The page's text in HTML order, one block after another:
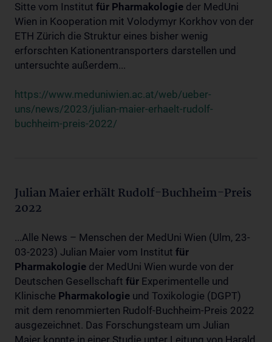
Sitte vom Institut für Pharmakologie der MedUni
Wien in Kooperation mit Volodymyr Korkhov von der
ETH Zürich die Struktur eines bisher wenig
erforschten Kationentransporters darstellen und
untersuchte außerdem...
https://www.meduniwien.ac.at/web/ueber-
uns/news/2023/julian-maier-erhaelt-rudolf-
buchheim-preis-2022/
Julian Maier erhält Rudolf-Buchheim-Preis
2022
...Alle News – Menschen der MedUni Wien (Ulm, 23-
03-2023) Julian Maier vom Institut für
Pharmakologie der MedUni Wien wurde von der
Deutschen Gesellschaft für Experimentelle und
Klinische Pharmakologie und Toxikologie (DGPT)
mit dem renommierten Rudolf-Buchheim-Preis 2022
ausgezeichnet. Das Forschungsteam um Julian
Maier konnte in einer Studie unter Leitung von Harald